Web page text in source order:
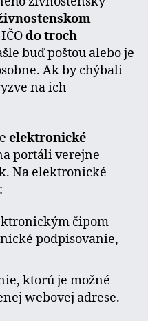
do troch
buď poštou alebo je
Ak by chýbali
na ich
elektronické
portáli verejne
Na elektronické
čipom
podpisovanie,
ktorú je možné
webovej adrese.